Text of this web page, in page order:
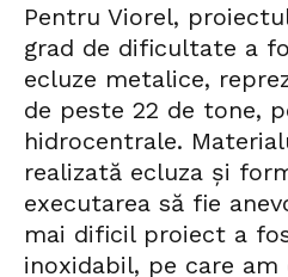
Pentru Viorel,
grad de dificultate a
ecluze metalice,
de peste 22 de tone,
hidrocentrale.
realizată ecluza și
executarea să fie
mai dificil proiect a
inoxidabil, pe care